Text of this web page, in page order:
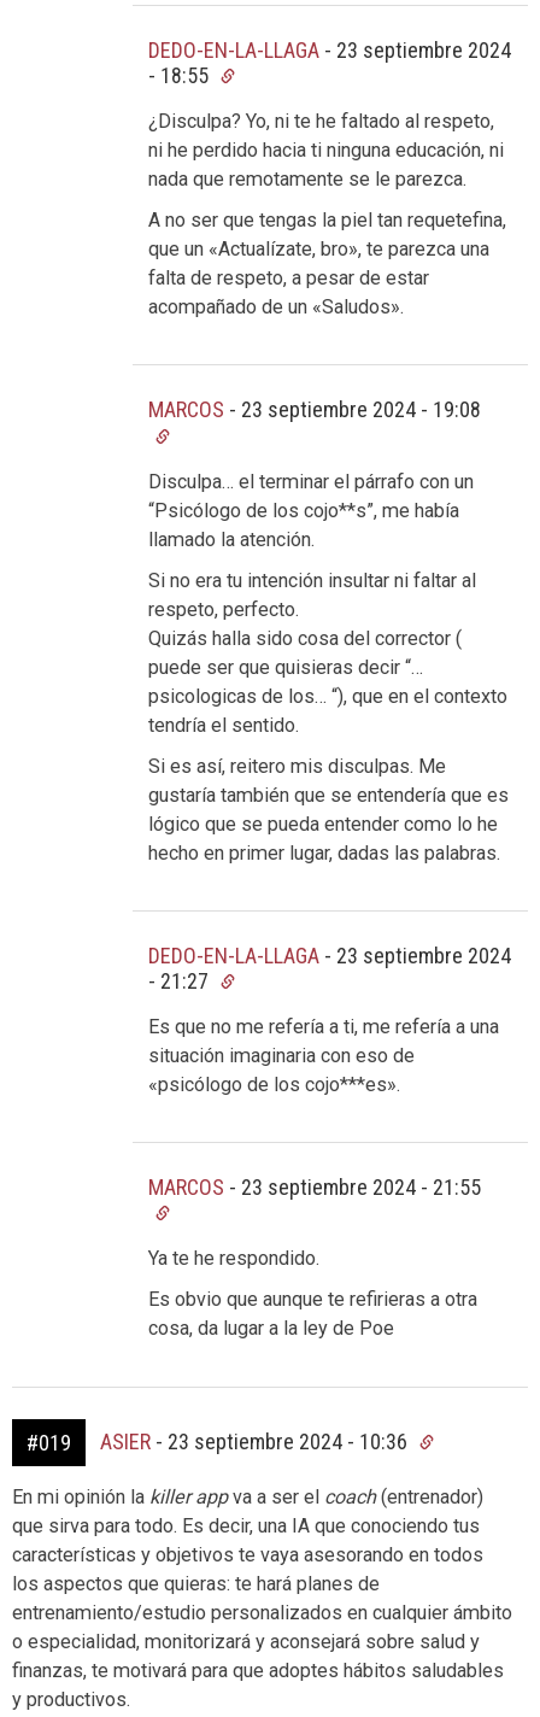
DEDO-EN-LA-LLAGA - 23 septiembre 2024
- 18:55
¿Disculpa? Yo, ni te he faltado al respeto,
ni he perdido hacia ti ninguna educación, ni
nada que remotamente se le parezca.
A no ser que tengas la piel tan requetefina,
que un «Actualízate, bro», te parezca una
falta de respeto, a pesar de estar
acompañado de un «Saludos».
MARCOS - 23 septiembre 2024 - 19:08
Disculpa… el terminar el párrafo con un
“Psicólogo de los cojo**s”, me había
llamado la atención.
Si no era tu intención insultar ni faltar al
respeto, perfecto.
Quizás halla sido cosa del corrector (
puede ser que quisieras decir “…
psicologicas de los… “), que en el contexto
tendría el sentido.
Si es así, reitero mis disculpas. Me
gustaría también que se entendería que es
lógico que se pueda entender como lo he
hecho en primer lugar, dadas las palabras.
DEDO-EN-LA-LLAGA - 23 septiembre 2024
- 21:27
Es que no me refería a ti, me refería a una
situación imaginaria con eso de
«psicólogo de los cojo***es».
MARCOS - 23 septiembre 2024 - 21:55
Ya te he respondido.
Es obvio que aunque te refirieras a otra
cosa, da lugar a la ley de Poe
#019 ASIER - 23 septiembre 2024 - 10:36
En mi opinión la killer appva a ser el coach(entrenador)
que sirva para todo. Es decir, una IA que conociendo tus
características y objetivos te vaya asesorando en todos
los aspectos que quieras: te hará planes de
entrenamiento/estudio personalizados en cualquier ámbito
o especialidad, monitorizará y aconsejará sobre salud y
finanzas, te motivará para que adoptes hábitos saludables
y productivos.